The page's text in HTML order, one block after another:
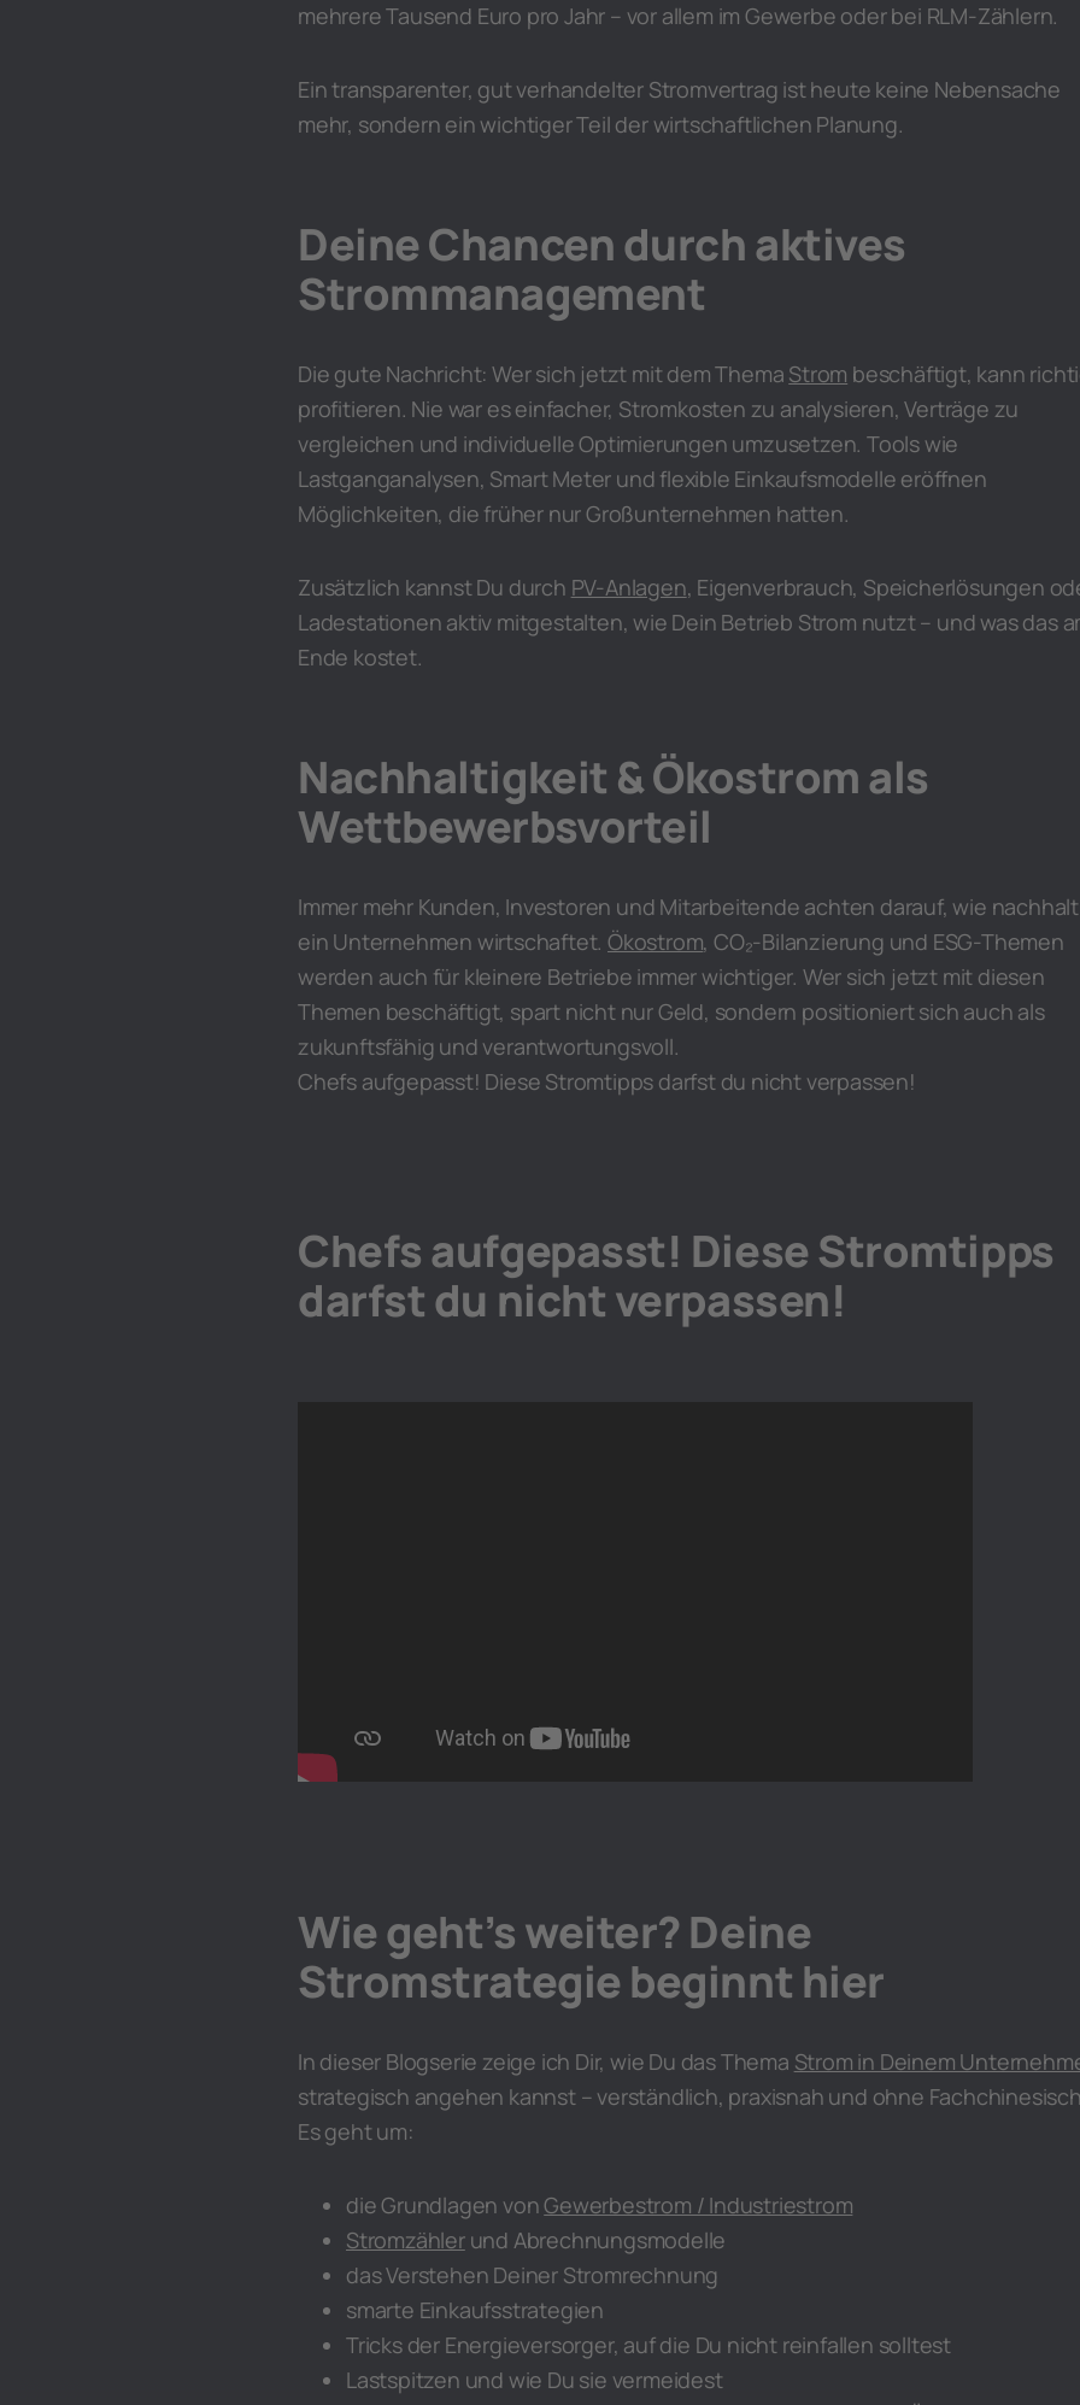
mehrere Tausend Euro pro Jahr – vor allem im Gewerbe oder bei RLM-Zählern.
Ein transparenter, gut verhandelter Stromvertrag ist heute keine Nebensache
mehr, sondern ein wichtiger Teil der wirtschaftlichen Planung.
Deine Chancen durch aktives
Strommanagement
Die gute Nachricht: Wer sich jetzt mit dem Thema Strom beschäftigt, kann
profitieren. Nie war es einfacher, Stromkosten zu analysieren, Verträge zu
vergleichen und individuelle Optimierungen umzusetzen. Tools wie
Lastganganalysen, Smart Meter und flexible Einkaufsmodelle eröffnen
Möglichkeiten, die früher nur Großunternehmen hatten.
Zusätzlich kannst Du durch PV-Anlagen, Eigenverbrauch, Speicherlösungen
Ladestationen aktiv mitgestalten, wie Dein Betrieb Strom nutzt – und was das
Ende kostet.
Nachhaltigkeit & Ökostrom als
Wettbewerbsvorteil
Immer mehr Kunden, Investoren und Mitarbeitende achten darauf, wie
ein Unternehmen wirtschaftet.Ökostrom, CO₂-Bilanzierung und ESG-Themen
werden auch für kleinere Betriebe immer wichtiger. Wer sich jetzt mit diesen
Themen beschäftigt, spart nicht nur Geld, sondern positioniert sich auch als
zukunftsfähig und verantwortungsvoll.
Chefs aufgepasst! Diese Stromtipps darfst du nicht verpassen!
Chefs aufgepasst! Diese Stromtipps
darfst du nicht verpassen!
Wie geht’s weiter? Deine
Stromstrategie beginnt hier
In dieser Blogserie zeige ich Dir, wie Du das Thema Strom in Deinem
strategisch angehen kannst – verständlich, praxisnah und ohne
Es geht um:
die Grundlagen vonGewerbestrom / Industriestrom
Stromzählerund Abrechnungsmodelle
das Verstehen Deiner Stromrechnung
smarte Einkaufsstrategien
Tricks der Energieversorger, auf die Du nicht reinfallen solltest
Lastspitzen und wie Du sie vermeidest